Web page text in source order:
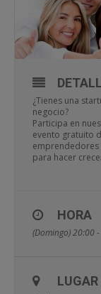
¿Tienes una
negocio?
Participa en
evento gratuito
para hacer
HORA
(Domingo) 20:00
LUGAR